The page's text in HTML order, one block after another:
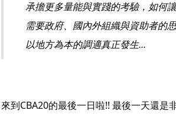
承擔更多量能與實踐的考驗，如何
需要政府、國內外組織與資助者的
以地方為本的調適真正發生...
來到CBA20的最後一日啦!! 最後一天還是